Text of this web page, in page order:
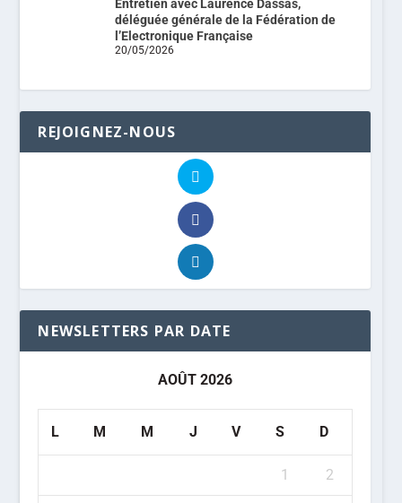
Entretien avec Laurence Dassas,
déléguée générale de la Fédération de
l’Electronique Française
20/05/2026
REJOIGNEZ-NOUS
NEWSLETTERS PAR DATE
AOÛT 2026
L M M J V S D
1 2